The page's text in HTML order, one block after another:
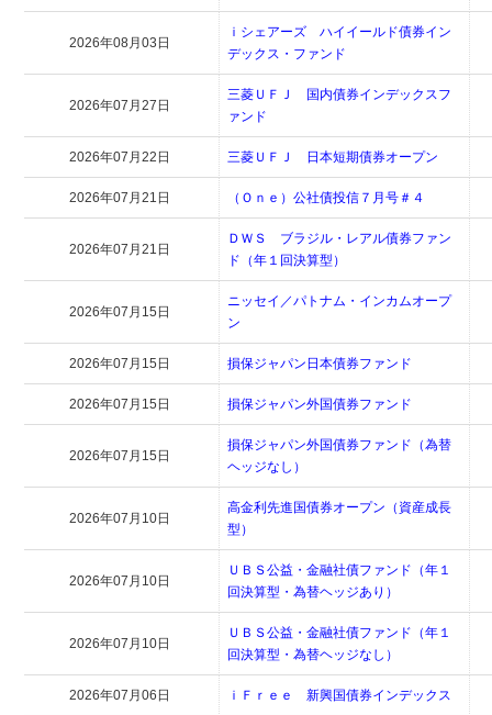
2026年08月03日
ｉシェアーズ ハイイールド債券イン
デックス・ファンド
2026年07月27日
三菱ＵＦＪ 国内債券インデックスフ
ァンド
2026年07月22日 三菱ＵＦＪ 日本短期債券オープン
2026年07月21日 （Ｏｎｅ）公社債投信７月号＃４
2026年07月21日
ＤＷＳ ブラジル・レアル債券ファン
ド（年１回決算型）
2026年07月15日
ニッセイ／パトナム・インカムオープ
ン
2026年07月15日 損保ジャパン日本債券ファンド
2026年07月15日 損保ジャパン外国債券ファンド
2026年07月15日
損保ジャパン外国債券ファンド（為替
ヘッジなし）
2026年07月10日
高金利先進国債券オープン（資産成長
型）
2026年07月10日
ＵＢＳ公益・金融社債ファンド（年１
回決算型・為替ヘッジあり）
2026年07月10日
ＵＢＳ公益・金融社債ファンド（年１
回決算型・為替ヘッジなし）
2026年07月06日 ｉＦｒｅｅ 新興国債券インデックス